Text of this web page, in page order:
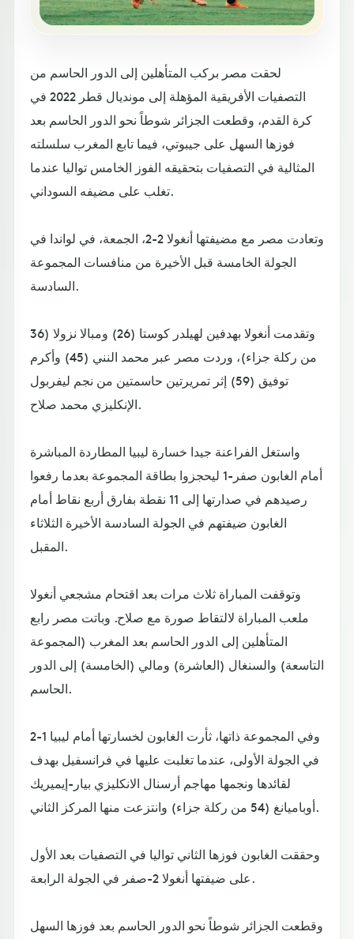
لحقت مصر بركب المتأهلين إلى الدور الحاسم من
التصفيات الأفريقية المؤهلة إلى مونديال قطر 2022 في
كرة القدم، وقطعت الجزائر شوطاً نحو الدور الحاسم بعد
فوزها السهل على جيبوتي، فيما تابع المغرب سلسلته
المثالية في التصفيات بتحقيقه الفوز الخامس تواليا عندما
تغلب على مضيفه السوداني.
وتعادت مصر مع مضيفتها أنغولا 2-2، الجمعة، في لواندا في
الجولة الخامسة قبل الأخيرة من منافسات المجموعة
السادسة.
وتقدمت أنغولا بهدفين لهيلدر كوستا (26) ومبالا نزولا (36
من ركلة جزاء)، وردت مصر عبر محمد النني (45) وأكرم
توفيق (59) إثر تمريرتين حاسمتين من نجم ليفربول
الإنكليزي محمد صلاح.
واستغل الفراعنة جيدا خسارة ليبيا المطاردة المباشرة
أمام الغابون صفر-1 ليحجزوا بطاقة المجموعة بعدما رفعوا
رصيدهم في صدارتها إلى 11 نقطة بفارق أربع نقاط أمام
الغابون ضيفتهم في الجولة السادسة الأخيرة الثلاثاء
المقبل.
وتوقفت المباراة ثلاث مرات بعد اقتحام مشجعي أنغولا
ملعب المباراة لالتقاط صورة مع صلاح. وباتت مصر رابع
المتأهلين إلى الدور الحاسم بعد المغرب (المجموعة
التاسعة) والسنغال (العاشرة) ومالي (الخامسة) إلى الدور
الحاسم.
وفي المجموعة ذاتها، ثأرت الغابون لخسارتها أمام ليبيا 1-2
في الجولة الأولى، عندما تغلبت عليها في فرانسفيل بهدف
لقائدها ونجمها مهاجم أرسنال الانكليزي بيار-إيميريك
أوباميانغ (54 من ركلة جزاء) وانتزعت منها المركز الثاني.
وحققت الغابون فوزها الثاني تواليا في التصفيات بعد الأول
على ضيفتها أنغولا 2-صفر في الجولة الرابعة.
وقطعت الجزائر شوطاً نحو الدور الحاسم بعد فوزها السهل